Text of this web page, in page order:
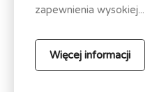
zapewnienia wysokiej...
Więcej informacji